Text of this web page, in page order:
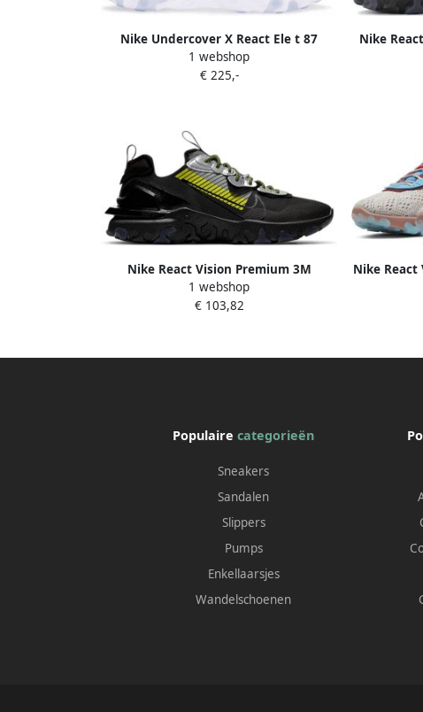
Nike Undercover X React Ele t 87
sneakers Blauw
1 webshop
€ 225,-
Nike
black
Nike React Vision Premium 3M
'Anthracite Volt' CU1463-001 zwart
grijs sneakers laag
1 webshop
€ 103,82
Nike React
White Lt
2
Populairecategorieën
Sneakers
Sandalen
Slippers
Pumps
Enkellaarsjes
Wandelschoenen